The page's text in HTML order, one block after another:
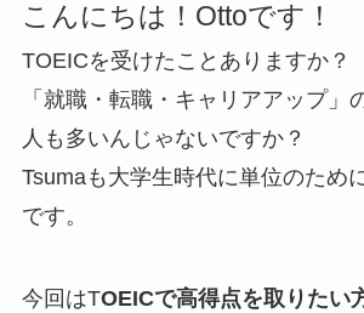
こんにちは！Ottoです！
TOEICを受けたことありますか？
「就職・転職・キャリアアップ」
人も多いんじゃないですか？
Tsumaも大学生時代に単位のため
です。
今回はTOEICで高得点を取りたい